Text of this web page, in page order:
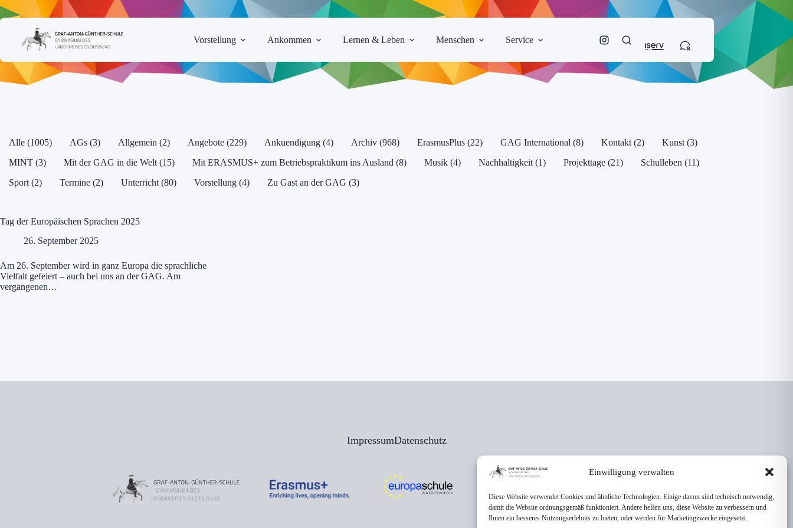
Einwilligung verwalten
Diese Website verwendet Cookies und ähnliche Technologien. Einige davon sind technisch notwendig,
damit die Website ordnungsgemäß funktioniert. Andere helfen uns, diese Website zu verbessern und
Ihnen ein besseres Nutzungserlebnis zu bieten, oder werden für Marketingzwecke eingesetzt.
Zum
Inhalt
Vorstellung
Ankommen Lernen & Leben Menschen Service
Alle (1005) AGs (3) Allgemein (2) Angebote (229) Ankuendigung (4) Archiv (968) ErasmusPlus (22) GAG International (8) Kontakt (2)
Kunst (3)
MINT (3)
Mit der GAG in die Welt (15) Mit ERASMUS+ zum Betriebspraktikum ins Ausland (8) Musik (4) Nachhaltigkeit (1) Projekttage (21)
Schulleben (11)
Sport (2)
Termine (2) Unterricht (80) Vorstellung (4) Zu Gast an der GAG (3)
Tag der Europäischen Sprachen 2025
26. September 2025
Am 26. September wird in ganz Europa die sprachliche
Vielfalt gefeiert – auch bei uns an der GAG. Am
vergangenen…
ImpressumDatenschutz